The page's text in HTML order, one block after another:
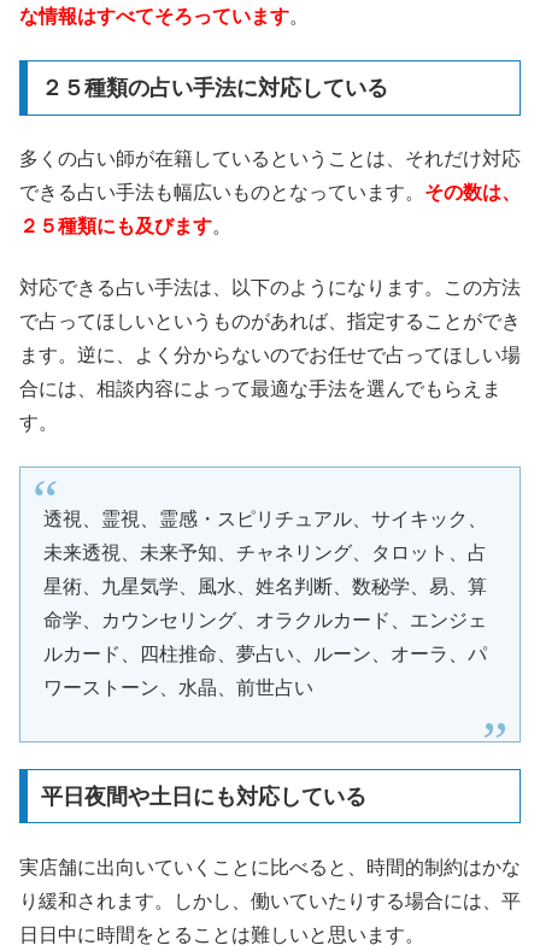
な情報はすべてそろっています。
２５種類の占い手法に対応している
多くの占い師が在籍しているということは、それだけ対応
できる占い手法も幅広いものとなっています。 その数は、
２５種類にも及びます。
対応できる占い手法は、以下のようになります。この方法
で占ってほしいというものがあれば、指定することができ
ます。逆に、よく分からないのでお任せで占ってほしい場
合には、相談内容によって最適な手法を選んでもらえま
す。
透視、霊視、霊感・スピリチュアル、サイキック、
未来透視、未来予知、チャネリング、タロット、占
星術、九星気学、風水、姓名判断、数秘学、易、算
命学、カウンセリング、オラクルカード、エンジェ
ルカード、四柱推命、夢占い、ルーン、オーラ、パ
ワーストーン、水晶、前世占い
平日夜間や土日にも対応している
実店舗に出向いていくことに比べると、時間的制約はかな
り緩和されます。しかし、働いていたりする場合には、平
日日中に時間をとることは難しいと思います。